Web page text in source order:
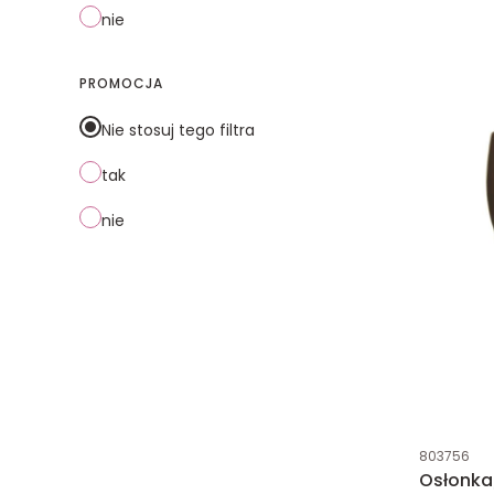
nie
PROMOCJA
Nie stosuj tego filtra
tak
nie
Kod
803756